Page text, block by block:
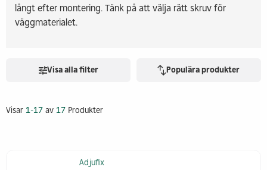
långt efter montering. Tänk på att välja rätt skruv för
väggmaterialet.
Visa alla filter Populära produkter
Visar 1-17 av 17 Produkter
Adjufix